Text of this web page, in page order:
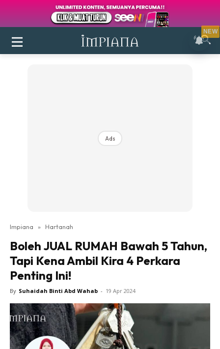
Login|Register
Ruang Makan
Ruang Tamu
Direktori
Interior Design
Landskap
DIY
Bilik Air
Bilik Tidur
Ads
Impiana » Hartanah
Boleh JUAL RUMAH Bawah 5 Tahun,
Tapi Kena Ambil Kira 4 Perkara
Penting Ini!
By Suhaidah Binti Abd Wahab - 19 Apr 2024
NEW